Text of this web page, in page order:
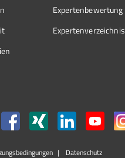
Expertenbewertung
Expertenverzeichnis
Datenschutz